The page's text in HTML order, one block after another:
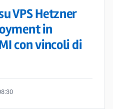
VPS Hetzner
in
con vincoli di